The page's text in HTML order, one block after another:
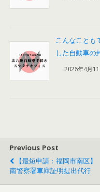
こんなことも
した自動車の
2026年4月11
Previous Post
【最短申請：福岡市南区】
南警察署車庫証明提出代行